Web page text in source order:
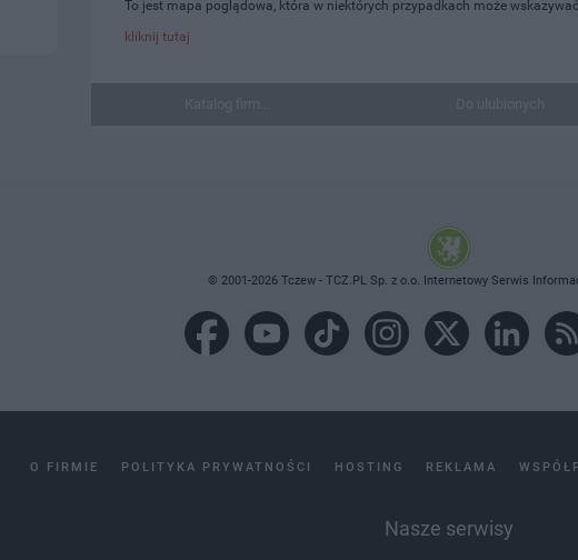
To jest mapa poglądowa, która w niektórych przypadkach może
kliknij tutaj
© 2001-2026 Tczew - TCZ.PL Sp. z o.o. Internetowy Serwis
O FIRMIE POLITYKA PRYWATNOŚCI HOSTING REKLAMA
Nasze serwisy